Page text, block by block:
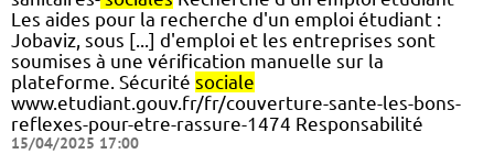
Les aides pour la recherche d'un emploi étudiant :
Jobaviz, sous [...] d'emploi et les entreprises sont
soumises à une vérification manuelle sur la
plateforme. Sécurité sociale
www.etudiant.gouv.fr/fr/couverture-sante-les-bons-
reflexes-pour-etre-rassure-1474 Responsabilité
15/04/2025 17:00